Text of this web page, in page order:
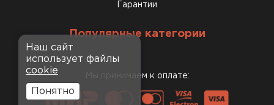
Гарантии
Популярные категории
Мы принимаем к оплате:
Наш сайт
использует файлы
cookie
Понятно